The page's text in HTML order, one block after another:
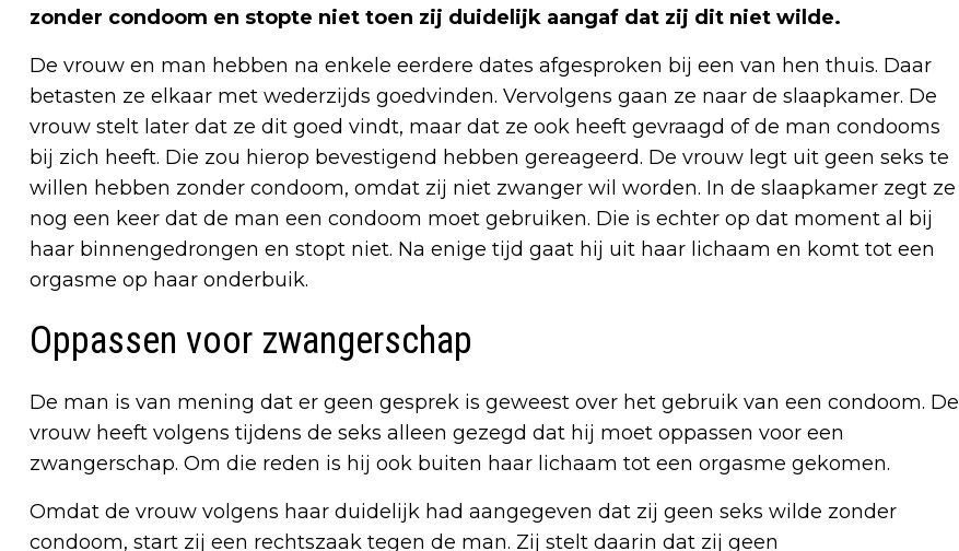
zonder condoom en stopte niet toen zij duidelijk aangaf dat zij dit niet wilde.
De vrouw en man hebben na enkele eerdere dates afgesproken bij een van hen thuis. Daar
betasten ze elkaar met wederzijds goedvinden. Vervolgens gaan ze naar de slaapkamer. De
vrouw stelt later dat ze dit goed vindt, maar dat ze ook heeft gevraagd of de man condooms
bij zich heeft. Die zou hierop bevestigend hebben gereageerd. De vrouw legt uit geen seks te
willen hebben zonder condoom, omdat zij niet zwanger wil worden. In de slaapkamer zegt ze
nog een keer dat de man een condoom moet gebruiken. Die is echter op dat moment al bij
haar binnengedrongen en stopt niet. Na enige tijd gaat hij uit haar lichaam en komt tot een
orgasme op haar onderbuik.
Oppassen voor zwangerschap
De man is van mening dat er geen gesprek is geweest over het gebruik van een condoom. De
vrouw heeft volgens tijdens de seks alleen gezegd dat hij moet oppassen voor een
zwangerschap. Om die reden is hij ook buiten haar lichaam tot een orgasme gekomen.
Omdat de vrouw volgens haar duidelijk had aangegeven dat zij geen seks wilde zonder
condoom, start zij een rechtszaak tegen de man. Zij stelt daarin dat zij geen